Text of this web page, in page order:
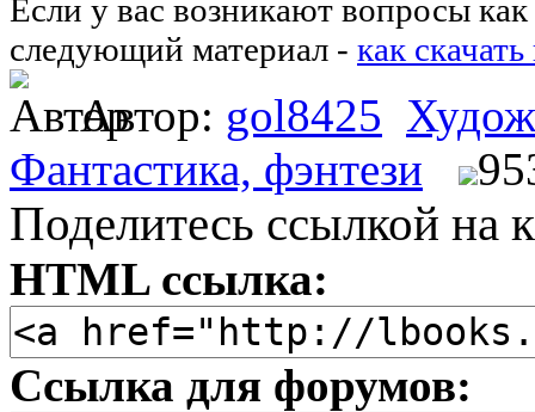
Если у вас возникают вопросы как
следующий материал - как
Автор: gol8425
Фантастика, фэнтези
Поделитесь ссылкой на
HTML ссылка:
Ссылка для форумов: